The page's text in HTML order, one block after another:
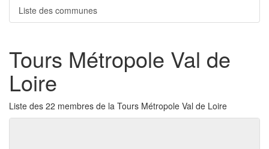
Liste des communes
Tours Métropole Val de
Loire
Liste des 22 membres de la Tours Métropole Val de Loire